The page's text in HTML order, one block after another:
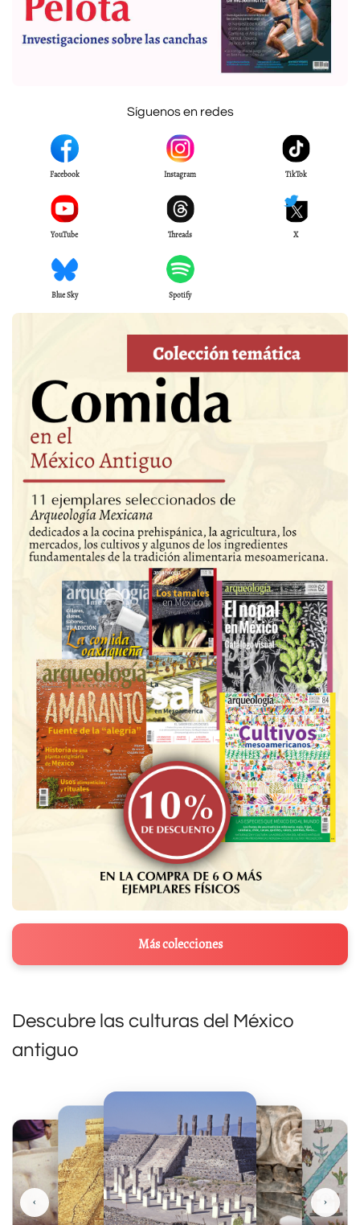
Síguenos en redes
Facebook Instagram TikTok
YouTube Threads X
Blue Sky Spotify
Más colecciones
Descubre las culturas del México
antiguo
‹ ›